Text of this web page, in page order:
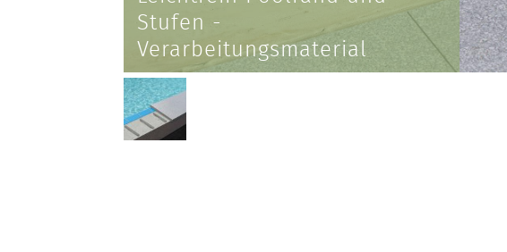
Stufen -
Verarbeitungsmaterial